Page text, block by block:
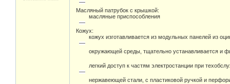
Масляный патрубок с крышкой:
масляные приспособления
Кожух:
кожух изготавливается из модульных панелей из
окружающей среды, тщательно устанавливается и
легкий доступ к частям электростанции при